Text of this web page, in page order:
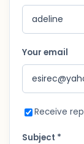
Your email
Receive
Subject *